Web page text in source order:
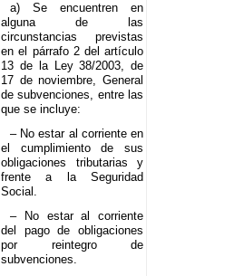
a) Se encuentren en
alguna de las
circunstancias previstas
en el párrafo 2 del artículo
13 de la Ley 38/2003, de
17 de noviembre, General
de subvenciones, entre las
que se incluye:
– No estar al corriente en
el cumplimiento de sus
obligaciones tributarias y
frente a la Seguridad
Social.
– No estar al corriente
del pago de obligaciones
por reintegro de
subvenciones.